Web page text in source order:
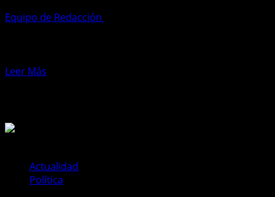
Equipo de Redacción
Leer Más
¿por
qué
Actualidad
Política